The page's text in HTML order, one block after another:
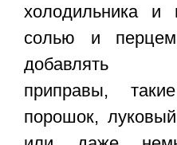
холодильника и
солью и
добавлять
приправы,
порошок,